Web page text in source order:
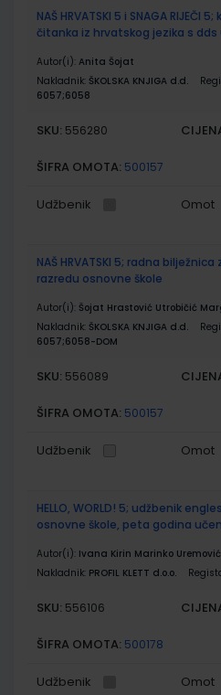
proizvodi
NAŠ HRVATSKI 5 i SNAGA
čitanka iz hrvatskog jezika s dds
Autor(i): Anita Šojat
Nakladnik: ŠKOLSKA KNJIGA d.d.
6057;6058
SKU: 556280
ŠIFRA OMOTA: 500157
Udžbenik Omot
NAŠ HRVATSKI 5; radna
razredu osnovne škole
Autor(i): Šojat Hrastović Utrobičić
Nakladnik: ŠKOLSKA KNJIGA d.d.
6057;6058-DOM
SKU: 556089
ŠIFRA OMOTA: 500157
Udžbenik Omot
HELLO, WORLD! 5; udžbenik
osnovne škole, peta godina
Autor(i): Ivana Kirin Marinko Uremović
Nakladnik: PROFIL KLETT d.o.o.
SKU: 556106
ŠIFRA OMOTA: 500178
Udžbenik Omot